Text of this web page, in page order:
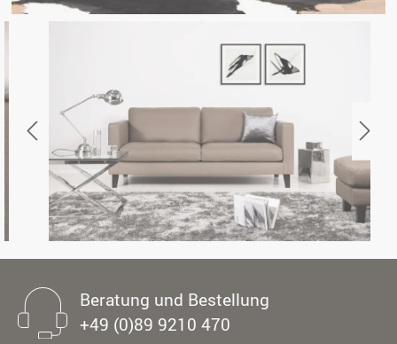
Beratung und Bestellung
+49 (0)89 9210 470